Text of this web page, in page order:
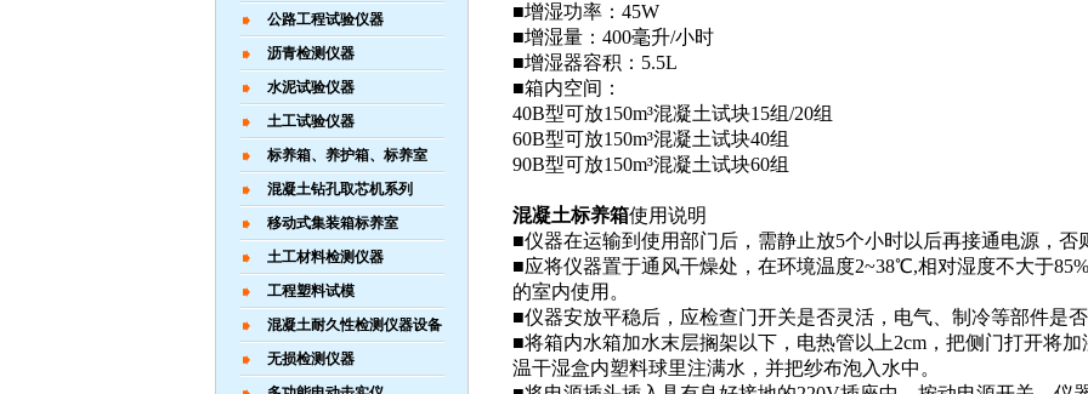
公路工程试验仪器
沥青检测仪器
水泥试验仪器
土工试验仪器
标养箱、养护箱、标养室
混凝土钻孔取芯机系列
移动式集装箱标养室
土工材料检测仪器
工程塑料试模
混凝土耐久性检测仪器设备
无损检测仪器
■增湿功率：45W
■增湿量：400毫升/小时
■增湿器容积：5.5L
■箱内空间：
40B型可放150m³混凝土试块15组/20组
60B型可放150m³混凝土试块40组
90B型可放150m³混凝土试块60组
混凝土标养箱使用说明
■仪器在运输到使用部门后，需静止放5个小时以后再接通电源，否
■应将仪器置于通风干燥处，在环境温度2~38℃,相对湿度不大于
的室内使用。
■仪器安放平稳后，应检查门开关是否灵活，电气、制冷等部件是否
■将箱内水箱加水末层搁架以下，电热管以上2cm，把侧门打开将
温干湿盒内塑料球里注满水，并把纱布泡入水中。